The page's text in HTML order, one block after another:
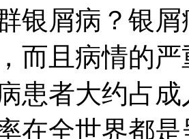
银屑病？银
而且病情的
患者大约占
在全世界都